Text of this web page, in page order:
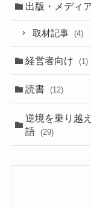
出版・メディ
取材記事 (4)
経営者向け (1)
読書 (12)
逆境を乗り越
語
(29)